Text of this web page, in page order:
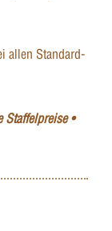
allen Standard-
•